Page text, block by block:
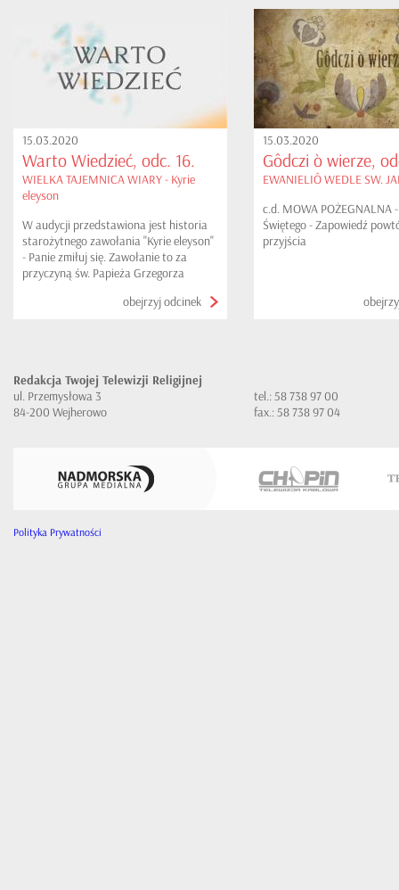
15.03.2020
Warto Wiedzieć, odc. 16.
WIELKA TAJEMNICA WIARY - Kyrie
eleyson
W audycji przedstawiona jest historia
starożytnego zawołania "Kyrie eleyson"
- Panie zmiłuj się. Zawołanie to za
przyczyną św. Papieża Grzegorza
obejrzyj odcinek
15.03.2020
Gôdczi ò wierze,
EWANIELIÔ WEDLE SW.
c.d. MOWA POŻEGNALNA
Świętego - Zapowiedź
przyjścia
Redakcja Twojej Telewizji Religijnej
ul. Przemysłowa 3
84-200 Wejherowo
tel.: 58 738 97 00
fax.: 58 738 97 04
Polityka Prywatności